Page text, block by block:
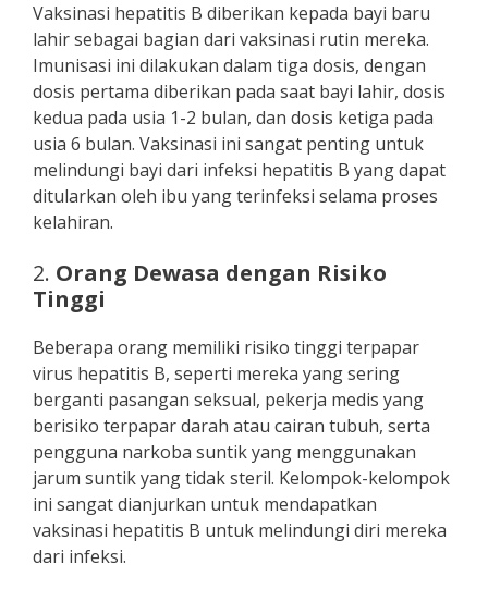
Vaksinasi hepatitis B diberikan kepada bayi baru
lahir sebagai bagian dari vaksinasi rutin mereka.
Imunisasi ini dilakukan dalam tiga dosis, dengan
dosis pertama diberikan pada saat bayi lahir, dosis
kedua pada usia 1-2 bulan, dan dosis ketiga pada
usia 6 bulan. Vaksinasi ini sangat penting untuk
melindungi bayi dari infeksi hepatitis B yang dapat
ditularkan oleh ibu yang terinfeksi selama proses
kelahiran.
2. Orang Dewasa dengan Risiko
Tinggi
Beberapa orang memiliki risiko tinggi terpapar
virus hepatitis B, seperti mereka yang sering
berganti pasangan seksual, pekerja medis yang
berisiko terpapar darah atau cairan tubuh, serta
pengguna narkoba suntik yang menggunakan
jarum suntik yang tidak steril. Kelompok-kelompok
ini sangat dianjurkan untuk mendapatkan
vaksinasi hepatitis B untuk melindungi diri mereka
dari infeksi.